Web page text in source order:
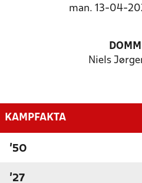
man. 13-04-
Niels
KAMPFAKTA
'50
'27